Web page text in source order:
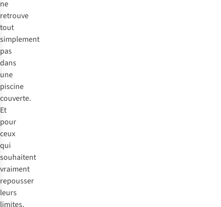
ne
retrouve
tout
simplement
pas
dans
une
piscine
couverte.
Et
pour
ceux
qui
souhaitent
vraiment
repousser
leurs
limites,